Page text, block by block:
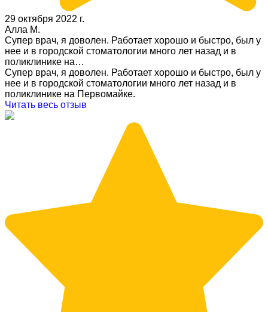
29 октября 2022 г.
Алла М.
Супер врач, я доволен. Работает хорошо и быстро, был у
нее и в городской стоматологии много лет назад и в
поликлинике на…
Супер врач, я доволен. Работает хорошо и быстро, был у
нее и в городской стоматологии много лет назад и в
поликлинике на Первомайке.
Читать весь отзыв